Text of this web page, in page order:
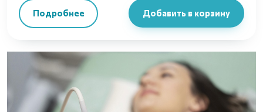
Подробнее Добавить в корзину